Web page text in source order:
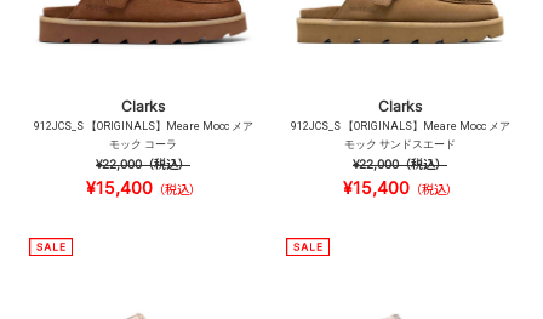
Clarks
912JCS_S 【ORIGINALS】Meare Mocc メア
モック コーラ
¥22,000（税込）
¥15,400（税込）
Clarks
912JCS_S 【ORIGINALS】Meare Mocc メア
モック サンドスエード
¥22,000（税込）
¥15,400（税込）